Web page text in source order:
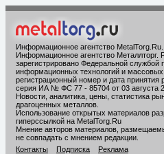
Информационное агентство MetalTorg.Ru
Информационное агентство Металлторг.
зарегистрировано Федеральной службой
информационных технологий и
регистрационный номер и дата принятия
серия ИА № ФС 77 - 85704 от 03 августа
Новости, аналитика, цены, статистика
драгоценных металлов.
Использование открытых материалов
гиперссылкой на MetalTorg.Ru
Мнение авторов материалов,
не совпадать с мнением редакции.
Контакты
Подписка Реклама